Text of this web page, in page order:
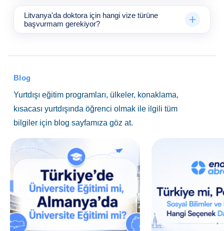
Litvanya'da doktora için hangi vize türüne
başvurmam gerekiyor?
Blog
Yurtdışı eğitim programları, ülkeler, konaklama,
kısacası yurtdışında öğrenci olmak ile ilgili tüm
bilgiler için blog sayfamıza göz at.